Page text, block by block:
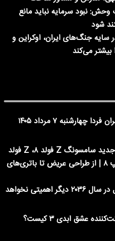
نبود سرمایه نباید مانع
شود
جنگ‌های ایران، اوکراین و
می‌کند
فوری | ادارات تهران فردا چهارشنبه ۷ مرداد ۱۴۰۵
معرفی سه مدل جدید سامسونگ Z فولد ۸، Z فولد
۸ اولترا و Z فلیپ ۸ | از طراحی عریض تا باتری‌های
ایلان ماسک: پول در سال ۲۰۳۶ دیگر اهمیتی نخواهد
عشق ابدی ۳ کیست؟